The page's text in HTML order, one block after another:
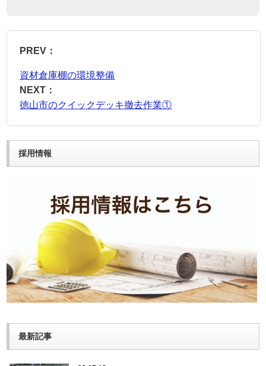
PREV：
資材倉庫棚の環境整備
NEXT：
徳山市のクイックデッキ撤去作業①
採用情報
最新記事